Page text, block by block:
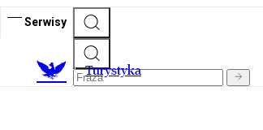
Serwisy
Turystyka